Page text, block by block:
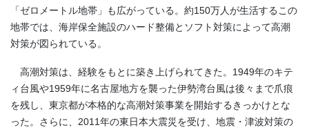
「ゼロメートル地帯」も広がっている。約150万人が生活するこの
地帯では、海岸保全施設のハード整備とソフト対策によって高潮
対策が図られている。
高潮対策は、経験をもとに築き上げられてきた。1949年のキテ
ィ台風や1959年に名古屋地方を襲った伊勢湾台風は後々まで爪痕
を残し、東京都が本格的な高潮対策事業を開始するきっかけとな
った。さらに、2011年の東日本大震災を受け、地震・津波対策の